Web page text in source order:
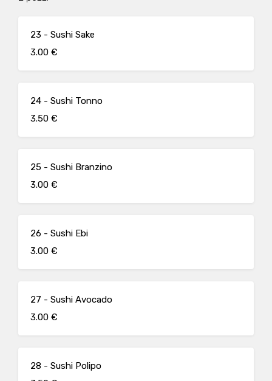
23 - Sushi Sake
3.00 €
24 - Sushi Tonno
3.50 €
25 - Sushi Branzino
3.00 €
26 - Sushi Ebi
3.00 €
27 - Sushi Avocado
3.00 €
28 - Sushi Polipo